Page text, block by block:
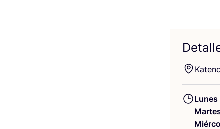
Lunes